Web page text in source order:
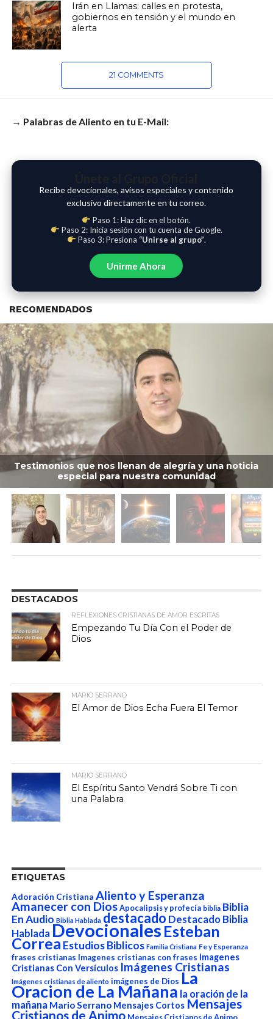
Irán en Llamas: calles en protesta,
gobiernos en tensión y el mundo en
alerta
21 COMMENTS
→ Palabras de Aliento en tu E-Mail:
Recibe devocionales, avisos especiales y contenido
exclusivo directamente en tu correo.
Paso 1: Haz clic en el botón.
Paso 2: Inicia sesión con tu cuenta de Google.
Paso 3: Presiona “Unirse al grupo”.
Unirme Ahora
RECOMENDADOS
Testimonios que nos llenan de alegría y una noticia
especial para nuestra comunidad
DESTACADOS
REFLEXIONES CRISTIANAS DE AMOR ESCRITAS
Empezando Tu Día Con el Poder de
Dios
MARIO SERRANO
El Amor de Dios Echa Fuera El Temor
MARIO SERRANO
El Espíritu Santo Vendrá Sobre Ti con
una Palabra
ETIQUETAS
Adoración Cristiana Aliento y Esperanza
Amanecer con Dios Apocalipsis y profecía biblia Biblia
En Audio Biblia Hablada destacado Destacado Biblia
HabladaDevocionalesEsteban
Correa Estudios Biblicos Familia Cristiana Fe y Esperanza
frases cristianas Imagenes cristianas con frases Imagenes
Cristianas Con Versículos Imágenes Cristianas
Imágenes cristianas de aliento imágenes de Dios La
Oracion de La Mañana la oración de la
mañana Mario Serrano Mensajes Cortos Mensajes
Cristianos de Animo Mensajes Cristianos de Animo,